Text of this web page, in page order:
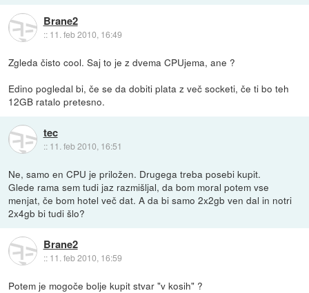
Brane2
:: 11. feb 2010, 16:49
Zgleda čisto cool. Saj to je z dvema CPUjema, ane ?
Edino pogledal bi, če se da dobiti plata z več socketi, če ti bo teh
12GB ratalo pretesno.
tec
:: 11. feb 2010, 16:51
Ne, samo en CPU je priložen. Drugega treba posebi kupit.
Glede rama sem tudi jaz razmišljal, da bom moral potem vse
menjat, če bom hotel več dat. A da bi samo 2x2gb ven dal in notri
2x4gb bi tudi šlo?
Brane2
:: 11. feb 2010, 16:59
Potem je mogoče bolje kupit stvar "v kosih" ?